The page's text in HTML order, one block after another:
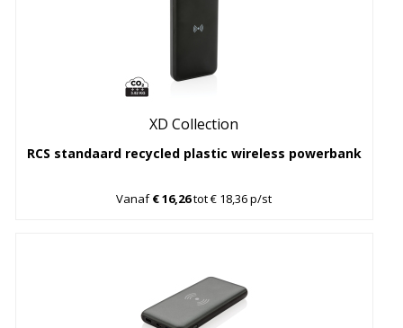
XD Collection
RCS standaard recycled plastic wireless powerbank
Vanaf€ 16,26tot € 18,36 p/st